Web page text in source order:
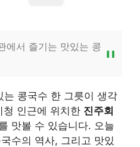
에서 즐기는 맛있는 콩
콩국수 한 그릇이 생각
청 인근에 위치한 진주회
맛볼 수 있습니다. 오늘
수의 역사, 그리고 맛있